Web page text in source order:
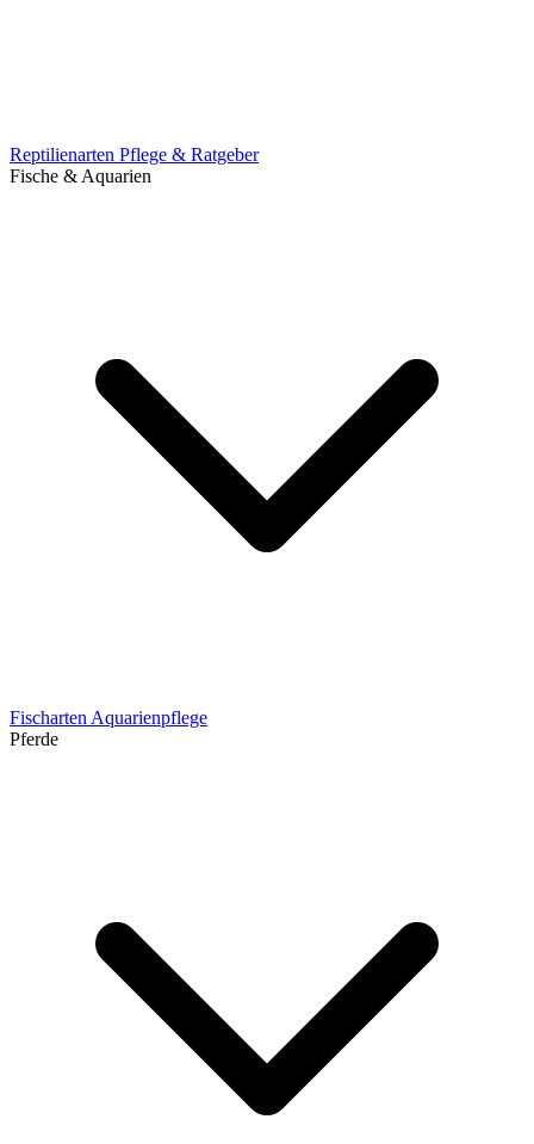
Reptilienarten Pflege & Ratgeber
Fische & Aquarien
Fischarten Aquarienpflege
Pferde